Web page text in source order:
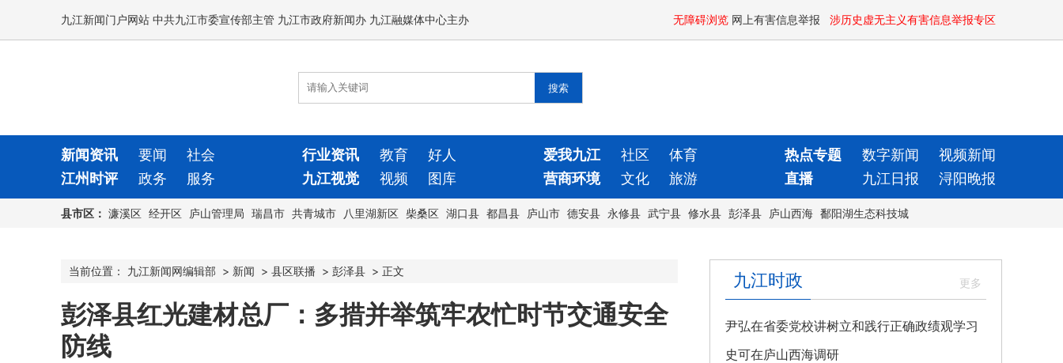
九江新闻门户网站 中共九江市委宣传部主管 九江市政府新闻办 九江融媒体中心主办 无障碍浏览 网上有害信息举报 涉历史虚无主义有害信息举报专区
新闻资讯 要闻 社会 行业资讯 教育 好人 爱我九江 社区 体育 热点专题 数字新闻
视频新闻
江州时评
政务 服务 九江视觉 视频 图库 营商环境 文化 旅游 直播 九江日报 浔阳晚报
县市区： 濂溪区 经开区 庐山管理局 瑞昌市 共青城市 八里湖新区 柴桑区 湖口县 都昌县 庐山市 德安县 永修县 武宁县 修水县 彭泽县 庐山西海 鄱阳湖生态科技城
当前位置： 九江新闻网编辑部 > 新闻 > 县区联播 > 彭泽县 > 正文
彭泽县红光建材总厂：多措并举筑牢农忙时节交通安全
防线
九江时政
尹弘在省委党校讲树立和践行正确政绩观学习
教育专题党课
史可在庐山西海调研